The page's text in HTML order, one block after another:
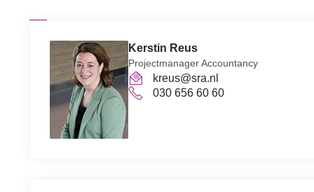
Kerstin Reus
Projectmanager Accountancy
kreus@sra.nl
030 656 60 60